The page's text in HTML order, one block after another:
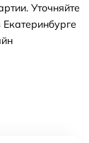
Уточняйте